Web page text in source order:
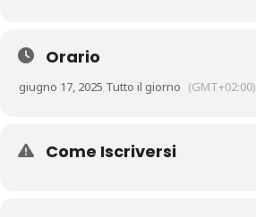
Orario
giugno 17, 2025 Tutto il giorno (GMT+02:00)
Come Iscriversi